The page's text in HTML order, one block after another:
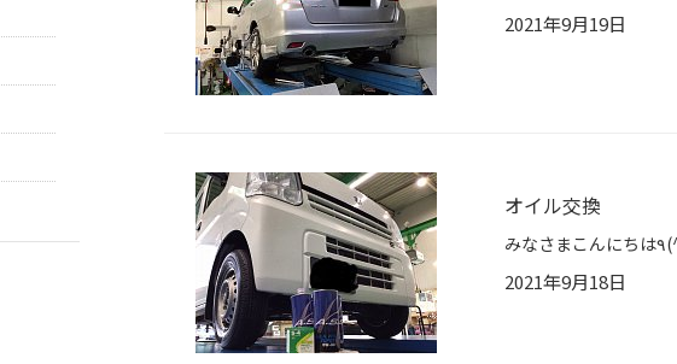
2021年9月19日
オイル交換
2021年9月18日